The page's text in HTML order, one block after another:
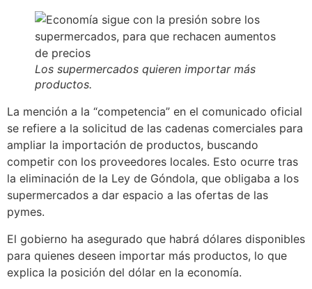
Los supermercados quieren importar más
productos.
La mención a la “competencia” en el comunicado oficial
se refiere a la solicitud de las cadenas comerciales para
ampliar la importación de productos, buscando
competir con los proveedores locales. Esto ocurre tras
la eliminación de la Ley de Góndola, que obligaba a los
supermercados a dar espacio a las ofertas de las
pymes.
El gobierno ha asegurado que habrá dólares disponibles
para quienes deseen importar más productos, lo que
explica la posición del dólar en la economía.